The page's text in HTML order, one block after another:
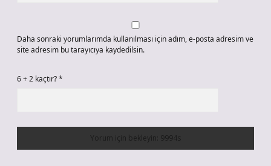
Daha sonraki yorumlarımda kullanılması için adım, e-posta adresim ve
site adresim bu tarayıcıya kaydedilsin.
6 + 2 kaçtır?*